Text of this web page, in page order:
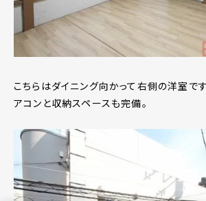
こちらはダイニング向かって右側の洋室で
アコンと収納スペースも完備。